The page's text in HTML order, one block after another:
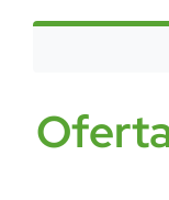
O Nas
Super Profit